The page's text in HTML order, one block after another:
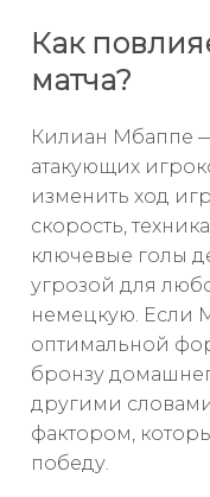
Как
матча?
Килиан Мбаппе
атакующих
изменить ход
скорость,
ключевые голы
угрозой для
немецкую. Если
оптимальной
бронзу
другими
фактором,
победу.